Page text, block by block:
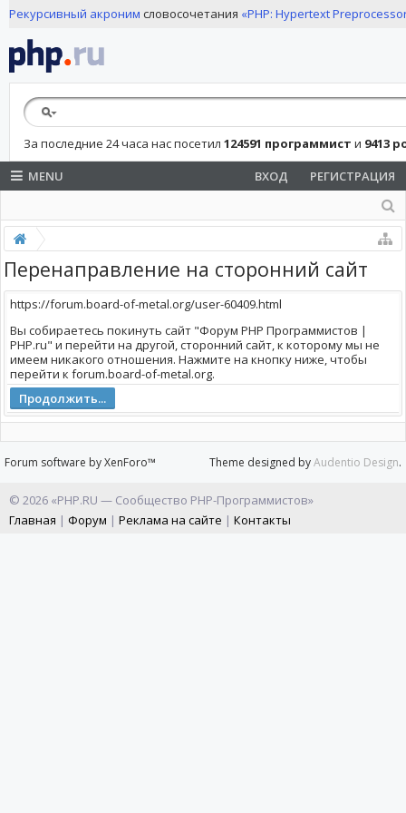
Рекурсивный акроним словосочетания «PHP: Hypertext
За последние 24 часа нас посетил 124591 программист и 9413
MENU
ВХОД РЕГИСТРАЦИЯ
Перенаправление на сторонний сайт
https://forum.board-of-metal.org/user-60409.html
Вы собираетесь покинуть сайт "Форум PHP Программистов |
PHP.ru" и перейти на другой, сторонний сайт, к которому мы не
имеем никакого отношения. Нажмите на кнопку ниже, чтобы
перейти к forum.board-of-metal.org.
Продолжить...
Forum software by XenForo™ Theme designed byAudentio Design.
© 2026 «PHP.RU — Сообщество PHP-Программистов»
Главная | Форум | Реклама на сайте | Контакты